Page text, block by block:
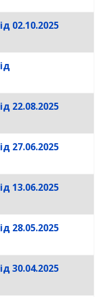
02.10.2025
22.08.2025
27.06.2025
13.06.2025
28.05.2025
30.04.2025